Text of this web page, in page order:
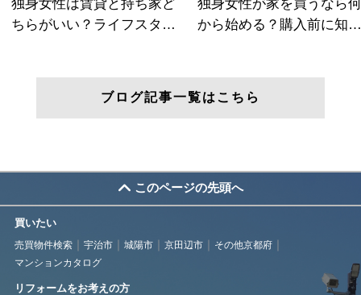
ブログ記事一覧はこちら
このページの先頭へ
買いたい
売買物件検索 宇治市 城陽市 京田辺市
その他京都府
マンションカタログ
リフォームをお考えの方